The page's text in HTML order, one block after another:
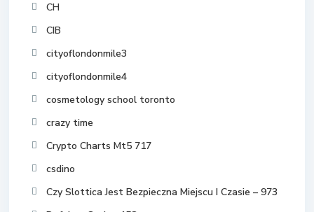
CH
CIB
cityoflondonmile3
cityoflondonmile4
cosmetology school toronto
crazy time
Crypto Charts Mt5 717
csdino
Czy Slottica Jest Bezpieczna Miejscu I Czasie – 973